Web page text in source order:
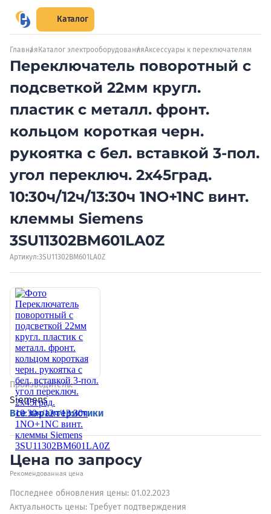
Каталог
Главная Каталог электрооборудованияАксессуары к переключателям
Переключатель поворотный с
подсветкой 22мм кругл.
пластик с металл. фронт.
кольцом короткая черн.
рукоятка с бел. вставкой 3-пол.
угол переключ. 2x45град.
10:30ч/12ч/13:30ч 1NO+1NC винт.
клеммы Siemens
3SU11302BM601LA0Z
Артикул:3SU11302BM601LA0Z
Производитель:
Siemens
Все характеристики
Цена по запросу
Рекомендованная цена
Последнее обновления цены: 01.02.2023
Актуальность цены: Требует подтверждения